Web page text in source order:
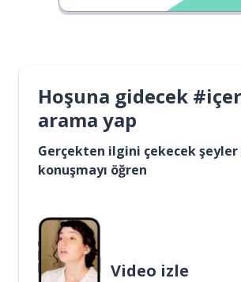
Hoşuna gidecek
arama yap
Gerçekten ilgini çekecek şeyler
konuşmayı öğren
Video izle